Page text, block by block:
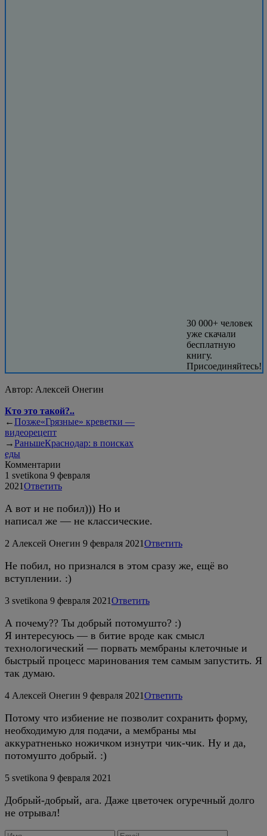
30 000+ человек
уже скачали
бесплатную
книгу.
Присоединяйтесь!
Автор: Алексей Онегин
Кто это такой?..
←Позже«Грязные» креветки —
видеорецепт
→РаньшеКраснодар: в поисках
еды
Комментарии
1 svetikona 9 февраля
2021Ответить
А вот и не побил))) Но и
написал же — не классические.
2 Алексей Онегин 9 февраля 2021Ответить
Не побил, но признался в этом сразу же, ещё во
вступлении. :)
3 svetikona 9 февраля 2021Ответить
А почему?? Ты добрый потомушто? :)
Я интересуюсь — в битие вроде как смысл
технологический — порвать мембраны клеточные и
быстрый процесс маринования тем самым запустить. Я
так думаю.
4 Алексей Онегин 9 февраля 2021Ответить
Потому что избиение не позволит сохранить форму,
необходимую для подачи, а мембраны мы
аккуратненько ножичком изнутри чик-чик. Ну и да,
потомушто добрый. :)
5 svetikona 9 февраля 2021
Добрый-добрый, ага. Даже цветочек огуречный долго
не отрывал!